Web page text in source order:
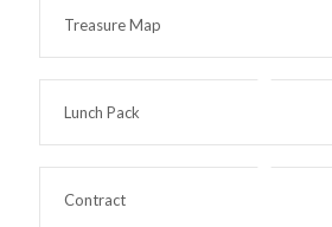
Treasure Map
Lunch Pack
Contract